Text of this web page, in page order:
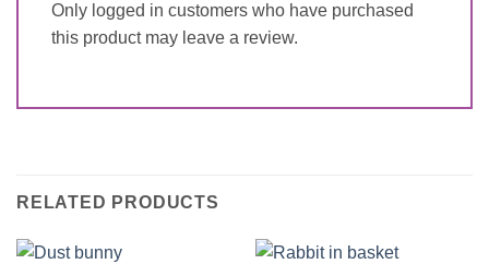
Only logged in customers who have purchased
this product may leave a review.
RELATED PRODUCTS